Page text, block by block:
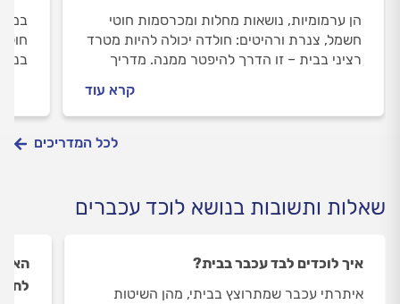
הן ערמומיות, נושאות מחלות ומכרסמות חוטי
חשמל, צנרת ורהיטים: חולדה יכולה להיות מטרד
רציני בבית – זו הדרך להיפטר ממנה. מדריך
קרא עוד
לכל המדריכים
שאלות ותשובות בנושא לוכד עכברים
איך לוכדים לבד עכבר בבית?
איתרתי עכבר שמתרוצץ בביתי, מהן השיטות
האם